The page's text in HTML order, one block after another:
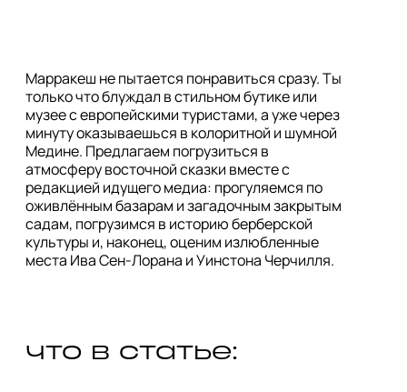
Марракеш не пытается понравиться сразу. Ты
только что блуждал в стильном бутике или
музее с европейскими туристами, а уже через
минуту оказываешься в колоритной и шумной
Медине. Предлагаем погрузиться в
атмосферу восточной сказки вместе с
редакцией идущего медиа: прогуляемся по
оживлённым базарам и загадочным закрытым
садам, погрузимся в историю берберской
культуры и, наконец, оценим излюбленные
места Ива Сен-Лорана и Уинстона Черчилля.
что в статье: